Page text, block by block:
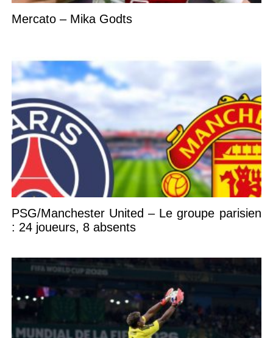
Mercato – Mika Godts
PSG/Manchester United – Le groupe parisien
: 24 joueurs, 8 absents